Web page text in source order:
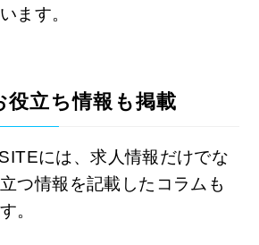
ます。
役立ち情報も掲載
には、求人情報だけでな
つ情報を記載したコラムも
。